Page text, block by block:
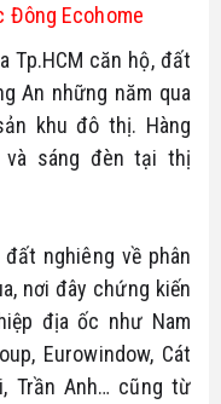
Đông Ecohome
Tp.HCM căn hộ, đất
An những năm qua
khu đô thị. Hàng
sáng đèn tại thị
nghiêng về phân
nơi đây chứng kiến
địa ốc như Nam
Eurowindow, Cát
Trần Anh… cũng từ